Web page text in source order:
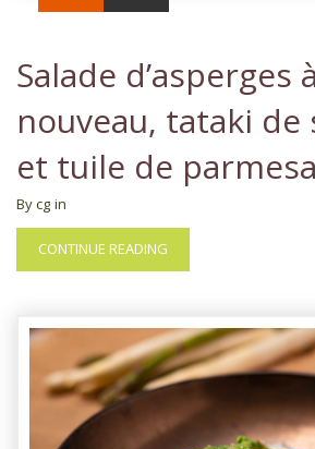
Salade d’asperges
nouveau, tataki de
et tuile de
By cg in
CONTINUE READING